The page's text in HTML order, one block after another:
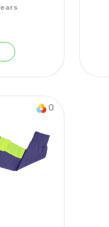
5-8 Years
0